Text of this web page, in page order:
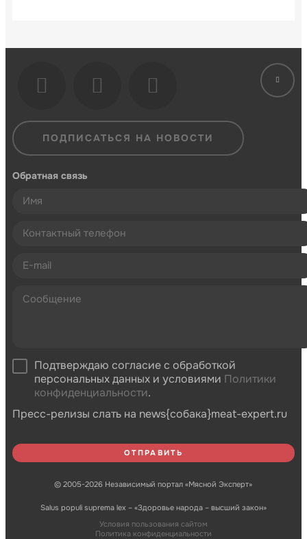
ПОДПИСАТЬСЯ НА НОВОСТИ
Обратная связь
Подтверждаю согласие с обработкой
персональных данных и условиями Политики
конфиденциальности.
Пресс-релизы слать на news{собака}meat-expert.ru
© 2005-2026 Независимый портал «Мясной Эксперт»
Salus populi suprema lex – «Здоровье народа – высший закон»
Условия пользования сайтом
Политика конфиденциальности